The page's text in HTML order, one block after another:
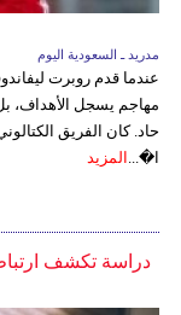
مدريد ـ السعودية اليوم
عندما قدم روبرت
مهاجم يسجل الأهداف،
حاد. كان الفريق
ا�... المزيد
دراسة تكشف